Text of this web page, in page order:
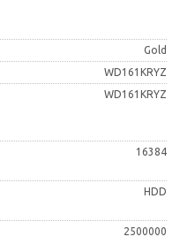
Gold
WD161KRYZ
WD161KRYZ
16384
HDD
2500000